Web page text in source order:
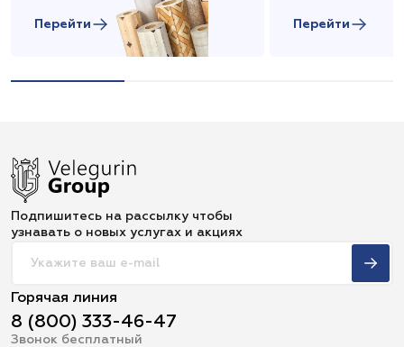
Перейти Перейти
Подпишитесь на рассылку чтобы
узнавать о новых услугах и акциях
Горячая линия
8 (800) 333-46-47
Звонок бесплатный